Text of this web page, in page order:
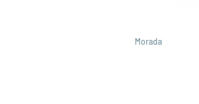
Morada